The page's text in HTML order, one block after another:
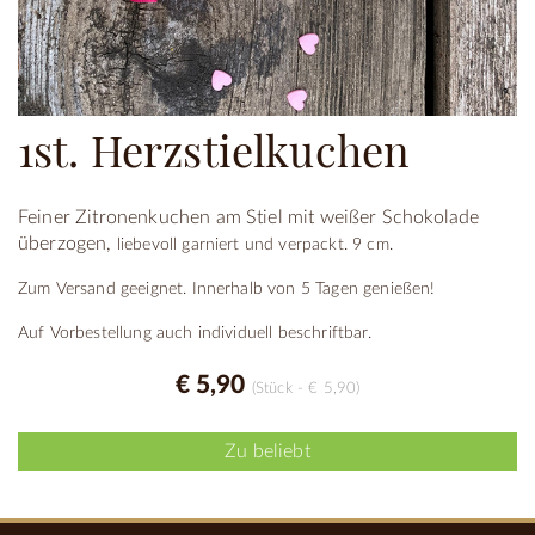
1st. Herzstielkuchen
Feiner Zitronenkuchen am Stiel mit weißer Schokolade
überzogen,
liebevoll garniert und verpackt. 9 cm.
Zum Versand geeignet. Innerhalb von 5 Tagen genießen!
Auf Vorbestellung auch individuell beschriftbar.
€ 5,90 (Stück - € 5,90)
Zu beliebt